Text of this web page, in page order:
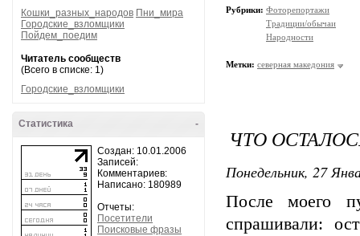
Кошки_разных_народов Пни_мира
Городские_взломщики
Пойдем_поедим
Читатель сообществ
(Всего в списке: 1)
Городские_взломщики
-
Статистика
Создан: 10.01.2006
Записей:
Комментариев:
Написано: 180989
Отчеты:
Посетители
Поисковые фразы
Рубрики: Фоторепортажи
Традиции/обычаи
Народности
Метки: северная македония
ЧТО
Понедельник, 27
После моего
спрашивали: